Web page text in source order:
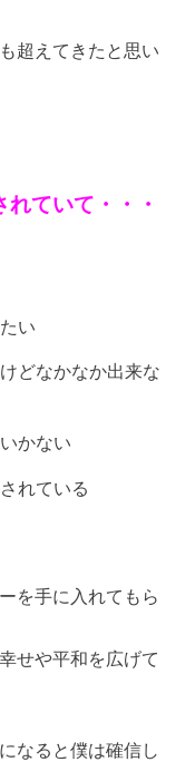
超えてきたと思い
ていて・・・
い
どなかなか出来な
かない
れている
を手に入れてもら
せや平和を広げて
なると僕は確信し